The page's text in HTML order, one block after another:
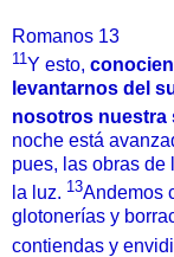
Romanos 13
11Y esto,
levantarnos del
nosotros nuestra
noche está
pues, las obras de
la luz. 13Andemos
glotonerías y
contiendas y